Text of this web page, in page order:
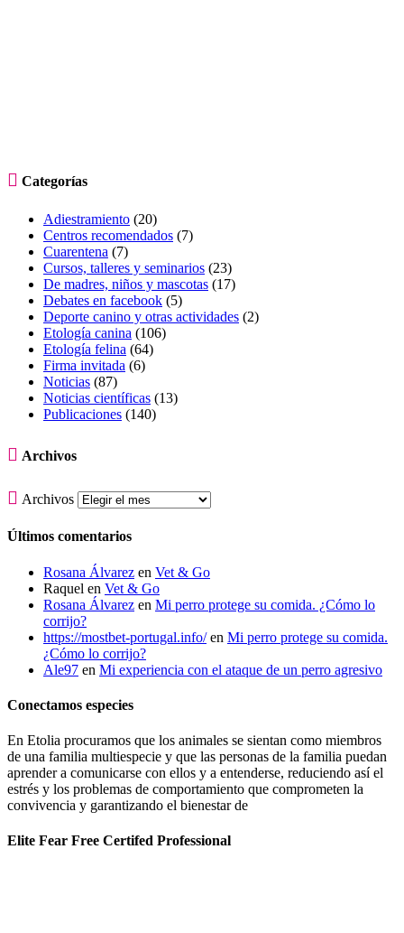
 Categorías
Adiestramiento (20)
Centros recomendados (7)
Cuarentena (7)
Cursos, talleres y seminarios (23)
De madres, niños y mascotas (17)
Debates en facebook (5)
Deporte canino y otras actividades (2)
Etología canina (106)
Etología felina (64)
Firma invitada (6)
Noticias (87)
Noticias científicas (13)
Publicaciones (140)
 Archivos
 Archivos
Últimos comentarios
Rosana Álvarez en Vet & Go
Raquel en Vet & Go
Rosana Álvarez en Mi perro protege su comida. ¿Cómo lo
corrijo?
https://mostbet-portugal.info/en Mi perro protege su comida.
¿Cómo lo corrijo?
Ale97 en Mi experiencia con el ataque de un perro agresivo
Conectamos especies
En Etolia procuramos que los animales se sientan como miembros
de una familia multiespecie y que las personas de la familia puedan
aprender a comunicarse con ellos y a entenderse, reduciendo así el
estrés y los problemas de comportamiento que comprometen la
convivencia y garantizando el bienestar de
Elite Fear Free Certifed Professional